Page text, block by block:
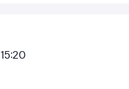
15:20